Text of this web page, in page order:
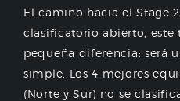
El camino hacia el Stage
clasificatorio abierto, este
pequeña diferencia: será
simple. Los 4 mejores
(Norte y Sur) no se